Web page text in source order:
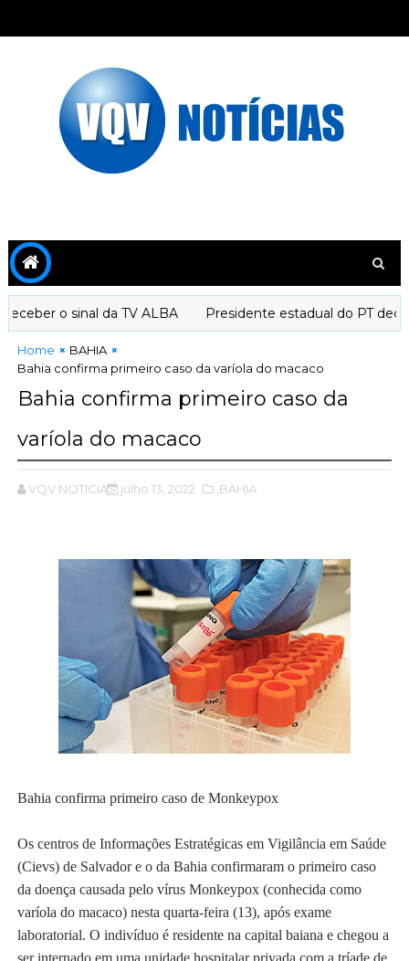
o sinal da TV ALBA Presidente estadual do PT
Home
BAHIA
Bahia confirma primeiro caso da varíola do macaco
Bahia confirma primeiro caso da
varíola do macaco
VQV NOTICIAS julho 13, 2022 ,BAHIA
Bahia confirma primeiro caso de Monkeypox
Os centros de Informações Estratégicas em Vigilância em Saúde
(Cievs) de Salvador e o da Bahia confirmaram o primeiro caso
da doença causada pelo vírus Monkeypox (conhecida como
varíola do macaco) nesta quarta-feira (13), após exame
laboratorial. O indivíduo é residente na capital baiana e chegou a
ser internado em uma unidade hospitalar privada com a tríade de